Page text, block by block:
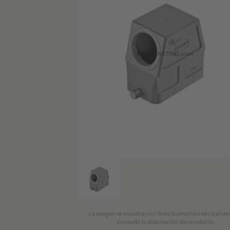
La imagen se muestra con fines ilustrativos
Consulte la descripción del producto.